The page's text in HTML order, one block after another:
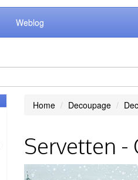
Weblog
Home Decoupage
Servetten -